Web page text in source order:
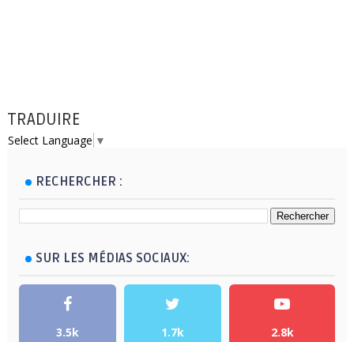
TRADUIRE
Select Language ▼
RECHERCHER :
SUR LES MÉDIAS SOCIAUX:
3.5k 1.7k 2.8k